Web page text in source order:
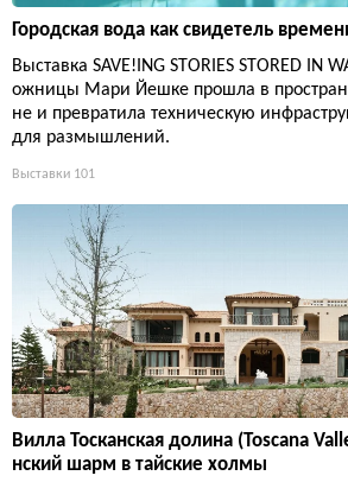
Городская вода как свидетель
Выставка SAVE!ING STORIES STORED IN
ожницы Мари Йешке прошла в
не и превратила техническую
для размышлений.
Выставки 101
Вилла Тосканская долина (Toscana
нский шарм в тайские холмы